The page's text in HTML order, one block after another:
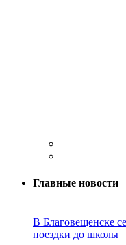
Главные новости
В Благовещенске
поездки до школы